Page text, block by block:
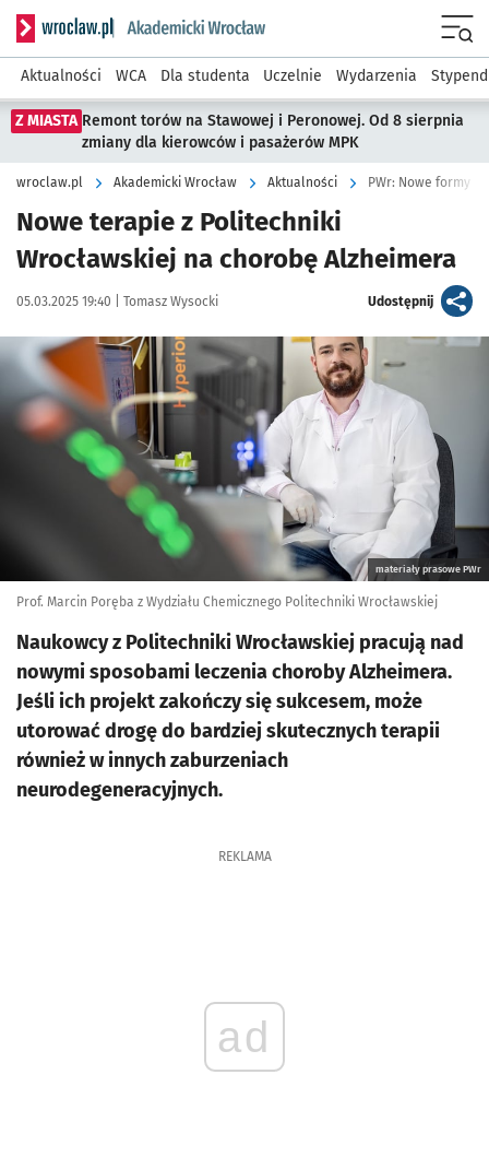
Serwis informacyjny wroclaw.pl podserwis: Akademicki
Aktualności WCA Dla studenta Uczelnie Wydarzenia
Z MIASTA Remont torów na Stawowej i Peronowej. Od 8 sierpnia
zmiany dla kierowców i pasażerów MPK
wroclaw.pl Akademicki Wrocław Aktualności PWr: Nowe formy
Nowe terapie z Politechniki
Wrocławskiej na chorobę Alzheimera
Data publikacji:
05.03.2025 19:40 | Autor:
Tomasz Wysocki Udostępnijartykuł
Kliknij, aby powiększyć
materiały prasowe PWr
Prof. Marcin Poręba z Wydziału Chemicznego Politechniki Wrocławskiej
Naukowcy z Politechniki Wrocławskiej pracują nad
nowymi sposobami leczenia choroby Alzheimera.
Jeśli ich projekt zakończy się sukcesem, może
utorować drogę do bardziej skutecznych terapii
również w innych zaburzeniach
neurodegeneracyjnych.
REKLAMA
ad